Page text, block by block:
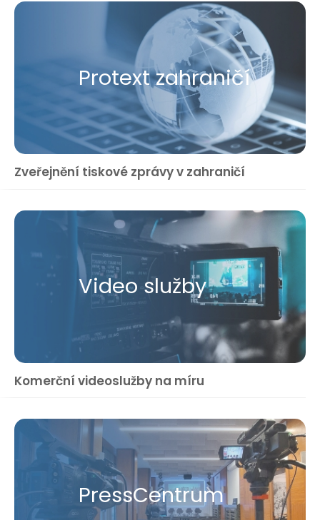
Protext zahraničí
Zveřejnění tiskové zprávy v zahraničí
Video služby
Komerční videoslužby na míru
Press​Centrum